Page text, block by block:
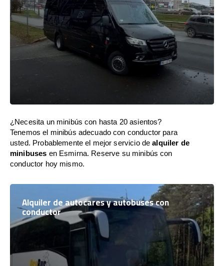
¿Necesita un minibús con hasta 20 asientos?
Tenemos el minibús adecuado con conductor para
usted. Probablemente el mejor servicio dealquiler de
minibuses en Esmirna. Reserve su minibús con
conductor hoy mismo.
Alquiler de autocares y autobuses con
conductor